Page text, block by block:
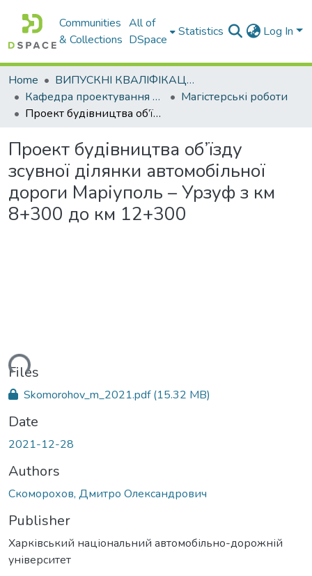
Communities
& Collections
All of
DSpace
Statistics Log In
Home
ВИПУСКНІ КВАЛІФІКАЦІЙНІ РОБОТИ
Кафедра проектування доріг, геодезії і землеустрою
Магістерські роботи
Проект будівництва об’їзду зсувної ділянки автомобільної дороги Маріуполь – Урзуф з км 8+300 до км 12+300
Проект будівництва об’їзду
зсувної ділянки автомобільної
дороги Маріуполь – Урзуф з км
8+300 до км 12+300
Files
Skomorohov_m_2021.pdf(15.32 MB)
Date
2021-12-28
Authors
Скоморохов, Дмитро Олександрович
Publisher
Харківський національний автомобільно-дорожній
університет